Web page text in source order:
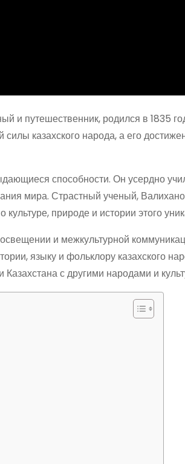
и путешественник, родился в 1835
казахского народа, а его
способности. Он усердно
мира. Страстный ученый,
природе и истории этого
и межкультурной
языку и фольклору казахского
с другими народами и